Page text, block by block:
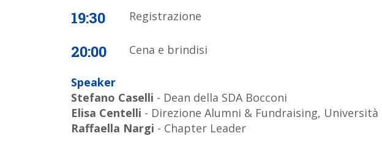
19:30 Registrazione
20:00 Cena e brindisi
Speaker
Stefano Caselli - Dean della SDA Bocconi
Elisa Centelli - Direzione Alumni & Fundraising, Università
Raffaella Nargi - Chapter Leader